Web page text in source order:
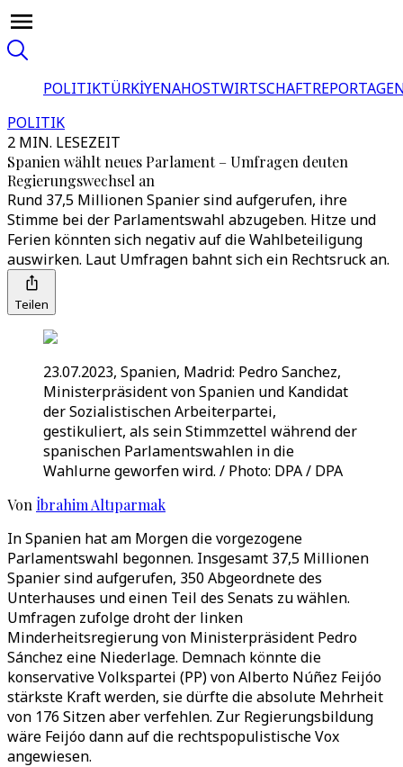
POLITIKTÜRKİYENAHOSTWIRTSCHAFT
POLITIK
2 MIN. LESEZEIT
Spanien wählt neues Parlament – Umfragen deuten
Regierungswechsel an
Rund 37,5 Millionen Spanier sind aufgerufen, ihre
Stimme bei der Parlamentswahl abzugeben. Hitze und
Ferien könnten sich negativ auf die Wahlbeteiligung
auswirken. Laut Umfragen bahnt sich ein Rechtsruck an.
Teilen
23.07.2023, Spanien, Madrid: Pedro Sanchez,
Ministerpräsident von Spanien und Kandidat
der Sozialistischen Arbeiterpartei,
gestikuliert, als sein Stimmzettel während der
spanischen Parlamentswahlen in die
Wahlurne geworfen wird. / Photo: DPA / DPA
Von İbrahim Altıparmak
In Spanien hat am Morgen die vorgezogene
Parlamentswahl begonnen. Insgesamt 37,5 Millionen
Spanier sind aufgerufen, 350 Abgeordnete des
Unterhauses und einen Teil des Senats zu wählen.
Umfragen zufolge droht der linken
Minderheitsregierung von Ministerpräsident Pedro
Sánchez eine Niederlage. Demnach könnte die
konservative Volkspartei (PP) von Alberto Núñez Feijóo
stärkste Kraft werden, sie dürfte die absolute Mehrheit
von 176 Sitzen aber verfehlen. Zur Regierungsbildung
wäre Feijóo dann auf die rechtspopulistische Vox
angewiesen.